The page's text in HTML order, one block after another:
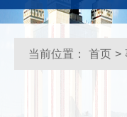
当前位置： 首页 >